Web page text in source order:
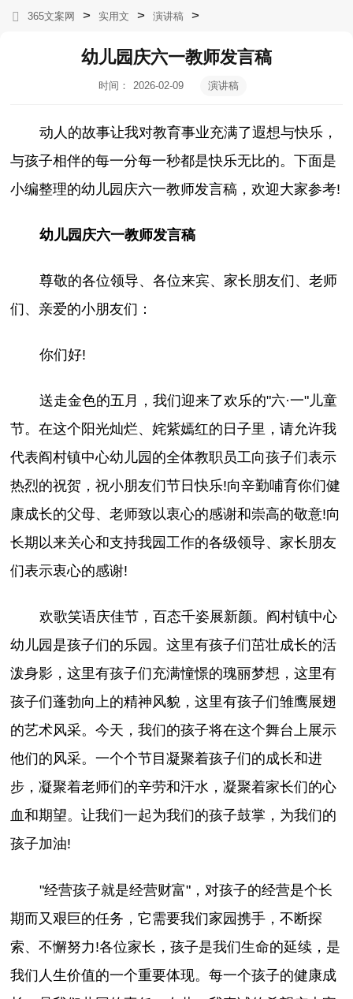
365文案网 > 实用文 > 演讲稿 >
幼儿园庆六一教师发言稿
时间：
2026-02-09
演讲稿
动人的故事让我对教育事业充满了遐想与快乐，
与孩子相伴的每一分每一秒都是快乐无比的。下面是
小编整理的幼儿园庆六一教师发言稿，欢迎大家参考!
幼儿园庆六一教师发言稿
尊敬的各位领导、各位来宾、家长朋友们、老师
们、亲爱的小朋友们：
你们好!
送走金色的五月，我们迎来了欢乐的"六·一"儿童
节。在这个阳光灿烂、姹紫嫣红的日子里，请允许我
代表阎村镇中心幼儿园的全体教职员工向孩子们表示
热烈的祝贺，祝小朋友们节日快乐!向辛勤哺育你们健
康成长的父母、老师致以衷心的感谢和崇高的敬意!向
长期以来关心和支持我园工作的各级领导、家长朋友
们表示衷心的感谢!
欢歌笑语庆佳节，百态千姿展新颜。阎村镇中心
幼儿园是孩子们的乐园。这里有孩子们茁壮成长的活
泼身影，这里有孩子们充满憧憬的瑰丽梦想，这里有
孩子们蓬勃向上的精神风貌，这里有孩子们雏鹰展翅
的艺术风采。今天，我们的孩子将在这个舞台上展示
他们的风采。一个个节目凝聚着孩子们的成长和进
步，凝聚着老师们的辛劳和汗水，凝聚着家长们的心
血和期望。让我们一起为我们的孩子鼓掌，为我们的
孩子加油!
"经营孩子就是经营财富"，对孩子的经营是个长
期而又艰巨的任务，它需要我们家园携手，不断探
索、不懈努力!各位家长，孩子是我们生命的延续，是
我们人生价值的一个重要体现。每一个孩子的健康成